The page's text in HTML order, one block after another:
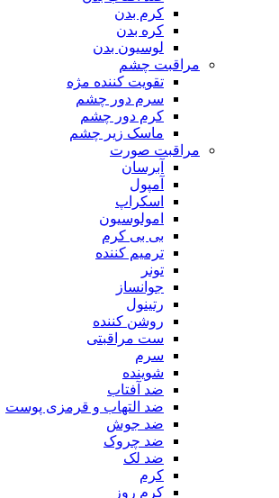
کرم بدن
کره بدن
لوسیون بدن
مراقبت چشم
تقویت کننده مژه
سرم دور چشم
کرم دور چشم
ماسک زیر چشم
مراقبت صورت
آبرسان
آمپول
اسکراپ
امولوسیون
بی بی کرم
ترمیم کننده
تونر
جوانساز
رتینول
روشن کننده
ست مراقبتی
سرم
شوینده
ضد آفتاب
ضد التهاب و قرمزی پوست
‌ضد جوش
ضد چروک
ضد لک
کرم
کرم روز